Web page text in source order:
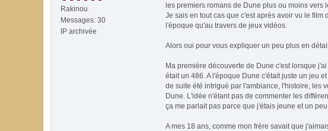
Rakinou
Messages: 30
IP archivée
les premiers romans de Dune plus ou moins vers
Je sais en tout cas que c'est après avoir vu le
l'époque qu'au travers de jeux vidéos.
Alors oui pour vous expliquer un peu plus en
Ma première découverte de Dune c'est lorsque
était un 486. A l'époque Dune c'était juste un jeu
de suite été intrigué par l'ambiance, l'histoire, les
Dune. L'idée n'étant pas de commenter les
ça me parlait pas parce que j'étais jeune et un
A mes 18 ans, comme mon frère savait que